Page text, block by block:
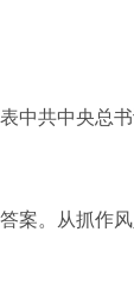
共中央总
。从抓作